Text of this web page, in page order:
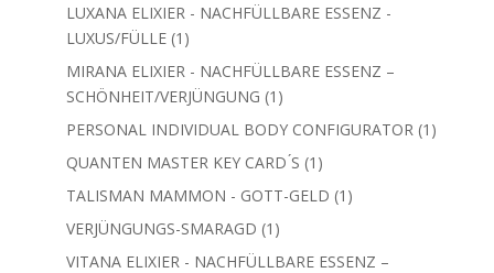
LUXANA ELIXIER - NACHFÜLLBARE ESSENZ -
LUXUS/FÜLLE 1 1
Produkt
MIRANA ELIXIER - NACHFÜLLBARE ESSENZ –
SCHÖNHEIT/VERJÜNGUNG 1 1
Produkt
PERSONAL INDIVIDUAL BODY CONFIGURATOR 1 1
QUANTEN MASTER KEY CARD ́S 1 1
Produkt
TALISMAN MAMMON - GOTT-GELD 1 1
VERJÜNGUNGS-SMARAGD 1 1
Produkt
VITANA ELIXIER - NACHFÜLLBARE ESSENZ –